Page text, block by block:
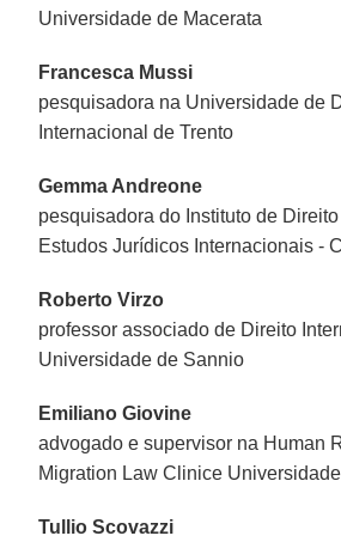
Universidade de Macerata
Francesca Mussi
pesquisadora na Universidade de
Internacional de Trento
Gemma Andreone
pesquisadora do Instituto de
Estudos Jurídicos Internacionais -
Roberto Virzo
professor associado de Direito
Universidade de Sannio
Emiliano Giovine
advogado e supervisor na Human
Migration Law Clinice
Tullio Scovazzi